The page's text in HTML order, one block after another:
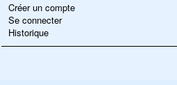
Créer un compte
Se connecter
Historique